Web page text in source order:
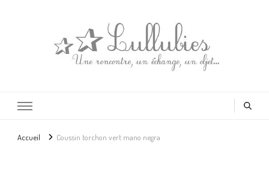
Accueil Coussin torchon vert mano negra